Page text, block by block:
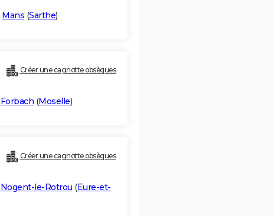
Mans (Sarthe)
Créer une cagnotte obsèques
Forbach (Moselle)
Créer une cagnotte obsèques
Nogent-le-Rotrou (Eure-et-